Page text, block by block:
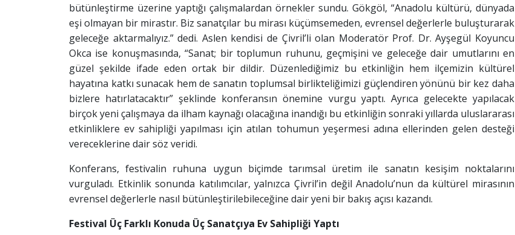
bütünleştirme üzerine yaptığı çalışmalardan örnekler sundu. Gökgöl, “Anadolu kültürü, dünyada
eşi olmayan bir mirastır. Biz sanatçılar bu mirası küçümsemeden, evrensel değerlerle buluşturarak
geleceğe aktarmalıyız.” dedi. Aslen kendisi de Çivril’li olan Moderatör Prof. Dr. Ayşegül Koyuncu
Okca ise konuşmasında, “Sanat; bir toplumun ruhunu, geçmişini ve geleceğe dair umutlarını en
güzel şekilde ifade eden ortak bir dildir. Düzenlediğimiz bu etkinliğin hem ilçemizin kültürel
hayatına katkı sunacak hem de sanatın toplumsal birlikteliğimizi güçlendiren yönünü bir kez daha
bizlere hatırlatacaktır” şeklinde konferansın önemine vurgu yaptı. Ayrıca gelecekte yapılacak
birçok yeni çalışmaya da ilham kaynağı olacağına inandığı bu etkinliğin sonraki yıllarda uluslararası
etkinliklere ev sahipliği yapılması için atılan tohumun yeşermesi adına ellerinden gelen desteği
vereceklerine dair söz veridi.
Konferans, festivalin ruhuna uygun biçimde tarımsal üretim ile sanatın kesişim noktalarını
vurguladı. Etkinlik sonunda katılımcılar, yalnızca Çivril’in değil Anadolu’nun da kültürel mirasının
evrensel değerlerle nasıl bütünleştirilebileceğine dair yeni bir bakış açısı kazandı.
Festival Üç Farklı Konuda Üç Sanatçıya Ev Sahipliği Yaptı